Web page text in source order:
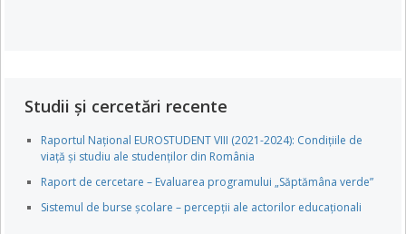
Studii și cercetări recente
Raportul Național EUROSTUDENT VIII (2021-2024): Condițiile de
viață și studiu ale studenților din România
Raport de cercetare – Evaluarea programului „Săptămâna verde”
Sistemul de burse școlare – percepții ale actorilor educaționali